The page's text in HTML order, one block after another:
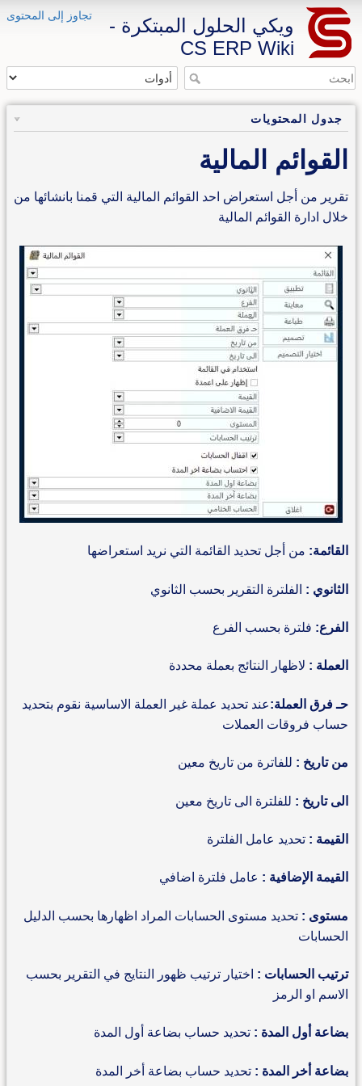
تجاوز إلى المحتوى
ويكي الحلول المبتكرة -
CS ERP Wiki
جدول المحتويات
القوائم المالية
تقرير من أجل استعراض احد القوائم المالية التي قمنا بانشائها من
خلال ادارة القوائم المالية
القائمة: من أجل تحديد القائمة التي نريد استعراضها
الثانوي : الفلترة التقرير بحسب الثانوي
الفرع: فلترة بحسب الفرع
العملة : لاظهار النتائج بعملة محددة
حـ فرق العملة:عند تحديد عملة غير العملة الاساسية نقوم بتحديد
حساب فروقات العملات
من تاريخ : للفاترة من تاريخ معين
الى تاريخ : للفلترة الى تاريخ معين
القيمة : تحديد عامل الفلترة
القيمة الإضافية : عامل فلترة اضافي
مستوى : تحديد مستوى الحسابات المراد اظهارها بحسب الدليل
الحسابات
ترتيب الحسابات : اختيار ترتيب ظهور النتايج في التقرير بحسب
الاسم او الرمز
بضاعة أول المدة : تحديد حساب بضاعة أول المدة
بضاعة أخر المدة : تحديد حساب بضاعة أخر المدة